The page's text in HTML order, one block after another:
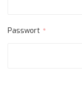
Passwort